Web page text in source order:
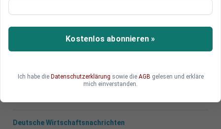
informieren
Die Schlappe bei der Europawahl hallt bei der
Linken nach. Der Bundesvorsitzende Martin
es „kann kein Weiter-so geben“.
Deutsche Wirtschaftsnachrichten
Kostenlos abonnieren »
Ich habe die Datenschutzerklärung sowie die AGB gelesen und erkläre
mich einverstanden.